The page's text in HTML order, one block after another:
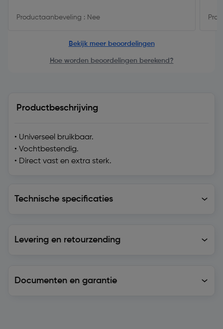
Productaanbeveling : Nee
Bekijk meer beoordelingen
Hoe worden beoordelingen berekend?
Productbeschrijving
• Universeel bruikbaar.
• Vochtbestendig.
• Direct vast en extra sterk.
Technische specificaties
Levering en retourzending
Documenten en garantie